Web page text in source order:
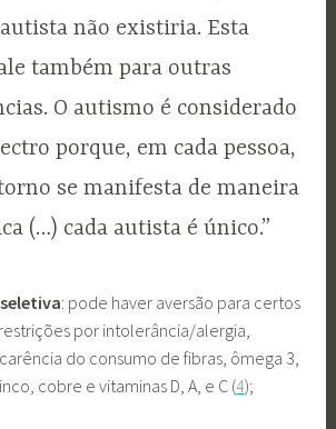
não existiria. Esta
também para outras
O autismo é considerado
porque, em cada pessoa,
se manifesta de maneira
(…) cada autista é único.”
: pode haver aversão para certos
por intolerância/alergia,
do consumo de fibras, ômega 3,
cobre e vitaminas D, A, e C (4);